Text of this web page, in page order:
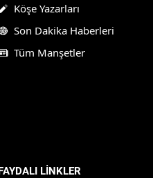
Köşe Yazarları
Son Dakika Haberleri
Tüm Manşetler
LİNKLER